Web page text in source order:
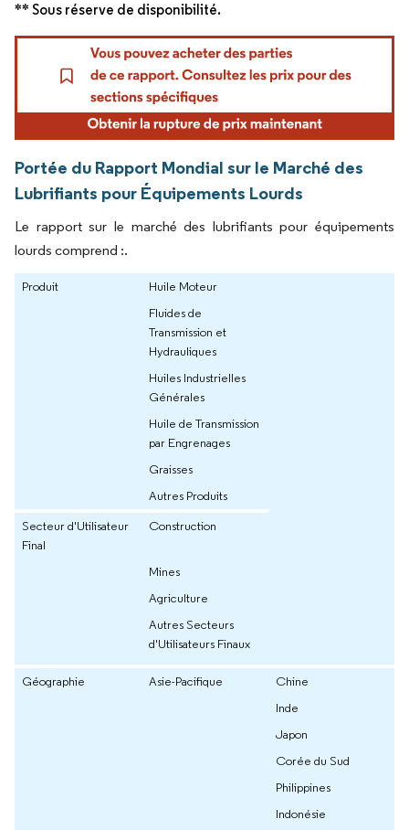
** Sous réserve de disponibilité.
Portée du Rapport Mondial sur le Marché des
Lubrifiants pour Équipements Lourds
Le rapport sur le marché des lubrifiants pour équipements
lourds comprend :.
Produit
Huile Moteur
Fluides de
Transmission et
Hydrauliques
Huiles Industrielles
Générales
Huile de Transmission
par Engrenages
Graisses
Autres Produits
Secteur d'Utilisateur
Final
Construction
Mines
Agriculture
Autres Secteurs
d'Utilisateurs Finaux
Géographie Asie-Pacifique
Chine
Inde
Japon
Corée du Sud
Philippines
Indonésie